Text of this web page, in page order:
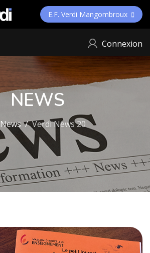
E.F. Verdi Mangombroux
Connexion
NEWS
News Verdi News 20